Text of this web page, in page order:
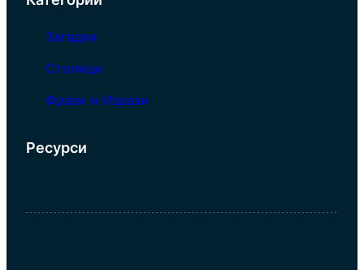
Загадки
Столици
Фрази и Изрази
Ресурси